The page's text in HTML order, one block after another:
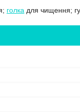
голка для чищення;